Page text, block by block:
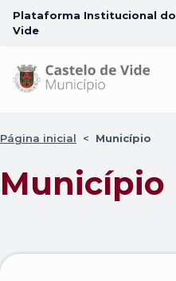
Plataforma Institucional
Vide
Página inicial < Município
Município